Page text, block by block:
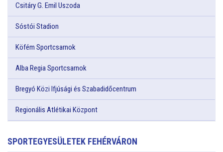
Csitáry G. Emil Uszoda
Sóstói Stadion
Köfém Sportcsarnok
Alba Regia Sportcsarnok
Bregyó Közi Ifjúsági és Szabadidőcentrum
Regionális Atlétikai Központ
SPORTEGYESÜLETEK FEHÉRVÁRON